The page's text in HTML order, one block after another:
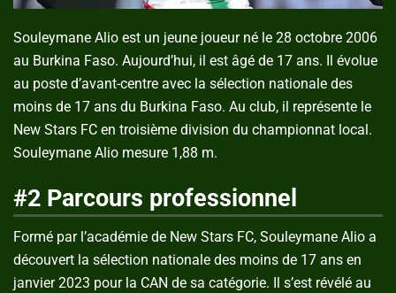
Souleymane Alio est un jeune joueur né le 28 octobre 2006
au Burkina Faso. Aujourd’hui, il est âgé de 17 ans. Il évolue
au poste d’avant-centre avec la sélection nationale des
moins de 17 ans du Burkina Faso. Au club, il représente le
New Stars FC en troisième division du championnat local.
Souleymane Alio mesure 1,88 m.
#2 Parcours professionnel
Formé par l’académie de New Stars FC, Souleymane Alio a
découvert la sélection nationale des moins de 17 ans en
janvier 2023 pour la CAN de sa catégorie. Il s’est révélé au